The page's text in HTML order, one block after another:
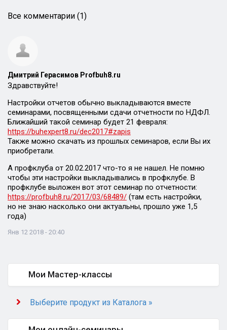
Все комментарии (1)
Дмитрий Герасимов Profbuh8.ru
Здравствуйте!
Настройки отчетов обычно выкладываются вместе
семинарами, посвященными сдачи отчетности по НДФЛ.
Ближайший такой семинар будет 21 февраля:
https://buhexpert8.ru/dec2017#zapis
Также можно скачать из прошлых семинаров, если Вы их
приобретали.
А профклуба от 20.02.2017 что-то я не нашел. Не помню
чтобы эти настройки выкладывались в профклубе. В
профклубе выложен вот этот семинар по отчетности:
https://profbuh8.ru/2017/03/68489/ (там есть настройки,
но не знаю насколько они актуальны, прошло уже 1,5
года)
Янв 12 2018 - 20:40
Мои Мастер-классы
Выберите продукт из Каталога »